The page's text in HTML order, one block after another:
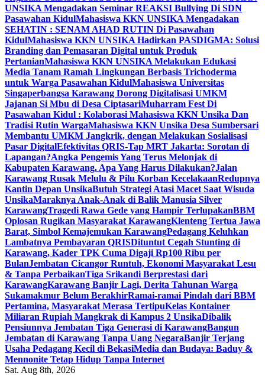
UNSIKA Mengadakan Seminar REAKSI Bullying Di SDN
Pasawahan KidulMahasiswa KKN UNSIKA Mengadakan
SEHATIN : SENAM AHAD RUTIN Di Pasawahan
KidulMahasiswa KKN UNSIKA Hadirkan PASDIGMA: Solusi
Branding dan Pemasaran Digital untuk Produk
PertanianMahasiswa KKN UNSIKA Melakukan Edukasi
Media Tanam Ramah Lingkungan Berbasis Trichoderma
untuk Warga Pasawahan KidulMahasiswa Universitas
Singaperbangsa Karawang Dorong Digitalisasi UMKM
Jajanan Si Mbu di Desa CiptasariMuharram Fest Di
Pasawahan Kidul : Kolaborasi Mahasiswa KKN Unsika Dan
Tradisi Rutin WargaMahasiswa KKN Unsika Desa Sumbersari
Membantu UMKM Jangkrik, dengan Melakukan Sosialisasi
Pasar DigitalEfektivitas QRIS-Tap MRT Jakarta: Sorotan di
Lapangan?Angka Pengemis Yang Terus Melonjak di
Kabupaten Karawang. Apa Yang Harus Dilakukan?Jalan
Karawang Rusak Melulu & Pilu Korban KecelakaanRedupnya
Kantin Depan UnsikaButuh Strategi Atasi Macet Saat Wisuda
UnsikaMaraknya Anak-Anak di Balik Manusia Silver
KarawangTragedi Rawa Gede yang Hampir TerlupakanBBM
Oplosan Rugikan Masyarakat KarawangKlenteng Tertua Jawa
Barat, Simbol Kemajemukan KarawangPedagang Keluhkan
Lambatnya Pembayaran QRISDituntut Cegah Stunting di
Karawang, Kader TPK Cuma Digaji Rp100 Ribu per
BulanJembatan Cicangor Runtuh, Ekonomi Masyarakat Lesu
& Tanpa PerbaikanTiga Srikandi Berprestasi dari
KarawangKarawang Banjir Lagi, Derita Tahunan Warga
Sukamakmur Belum BerakhirRamai-ramai Pindah dari BBM
Pertamina, Masyarakat Merasa TertipuKelas Kontainer
Miliaran Rupiah Mangkrak di Kampus 2 UnsikaDibalik
Pensiunnya Jembatan Tiga Generasi di KarawangBangun
Jembatan di Karawang Tanpa Uang NegaraBanjir Terjang
Usaha Pedagang Kecil di BekasiMedia dan Budaya: Baduy &
Mennonite Tetap Hidup Tanpa Internet
Sat. Aug 8th, 2026